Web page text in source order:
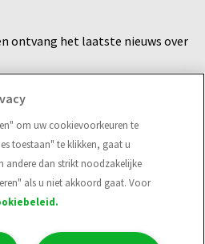
ontvang het laatste nieuws over
om uw cookievoorkeuren te
toestaan" te klikken, gaat u
andere dan strikt noodzakelijke
als u niet akkoord gaat. Voor